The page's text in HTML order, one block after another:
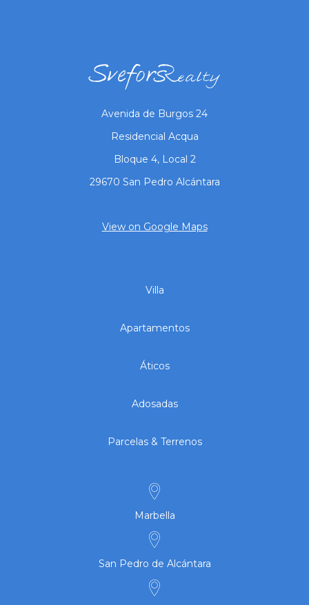
Avenida de Burgos 24
Residencial Acqua
Bloque 4, Local 2
29670 San Pedro Alcántara
View on Google Maps
Villa
Apartamentos
Áticos
Adosadas
Parcelas & Terrenos
Marbella
San Pedro de Alcántara